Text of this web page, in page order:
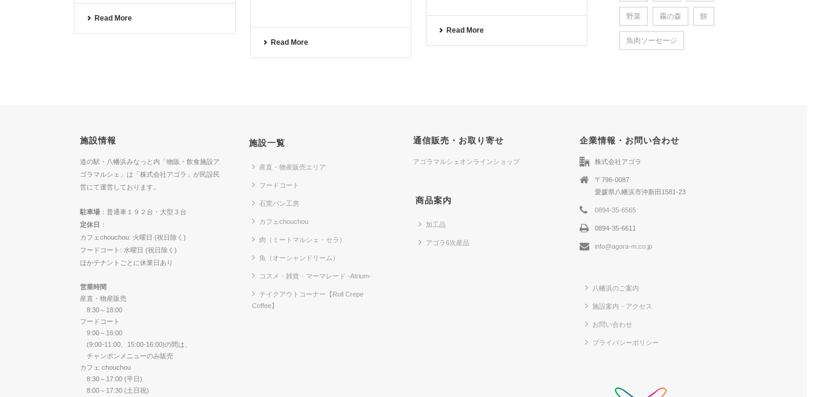
Read More
Read More
Read More
野菜 霧の森 餅
魚肉ソーセージ
施設情報
道の駅・八幡浜みなっと内「物販・飲食施設ア
ゴラマルシェ」は「株式会社アゴラ」が民設民
営にて運営しております。
駐車場 ：普通車１９２台・大型３台
定休日 ：
カフェchouchou: 火曜日 (祝日除く)
フードコート: 水曜日 (祝日除く)
ほかテナントごとに休業日あり
営業時間
産直・物産販売
8:30～18:00
フードコート
9:00～16:00
(9:00-11:00、15:00-16:00)の間は、
チャンポンメニューのみ販売
カフェ chouchou
8:30～17:00 (平日)
8:00～17:30 (土日祝)
施設一覧
産直・物産販売エリア
フードコート
石窯パン工房
カフェchouchou
肉（ミートマルシェ・セラ）
魚（オーシャンドリーム）
コスメ・雑貨・マーマレード -Atrium-
テイクアウトコーナー【Roll Crepe
Coffee】
通信販売・お取り寄せ
アゴラマルシェオンラインショップ
商品案内
加工品
アゴラ6次産品
企業情報・お問い合わせ
株式会社アゴラ
〒796-0087
愛媛県八幡浜市沖新田1581-23
0894-35-6565
0894-35-6611
info@agora-m.co.jp
八幡浜のご案内
施設案内・アクセス
お問い合わせ
プライバシーポリシー